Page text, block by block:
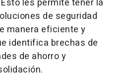
les permite tener la
de seguridad
manera eficiente y
identifica brechas de
de ahorro y